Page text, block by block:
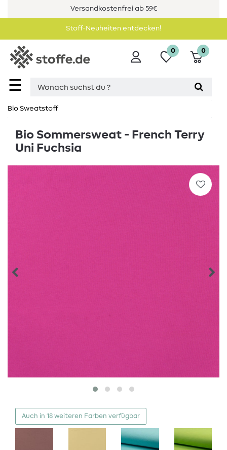
Versandkostenfrei ab 59€
Stoff-Neuheiten entdecken!
☰
0 0
Bio Sweatstoff
Bio Sommersweat - French Terry
Uni Fuchsia
Auch in 18 weiteren Farben verfügbar